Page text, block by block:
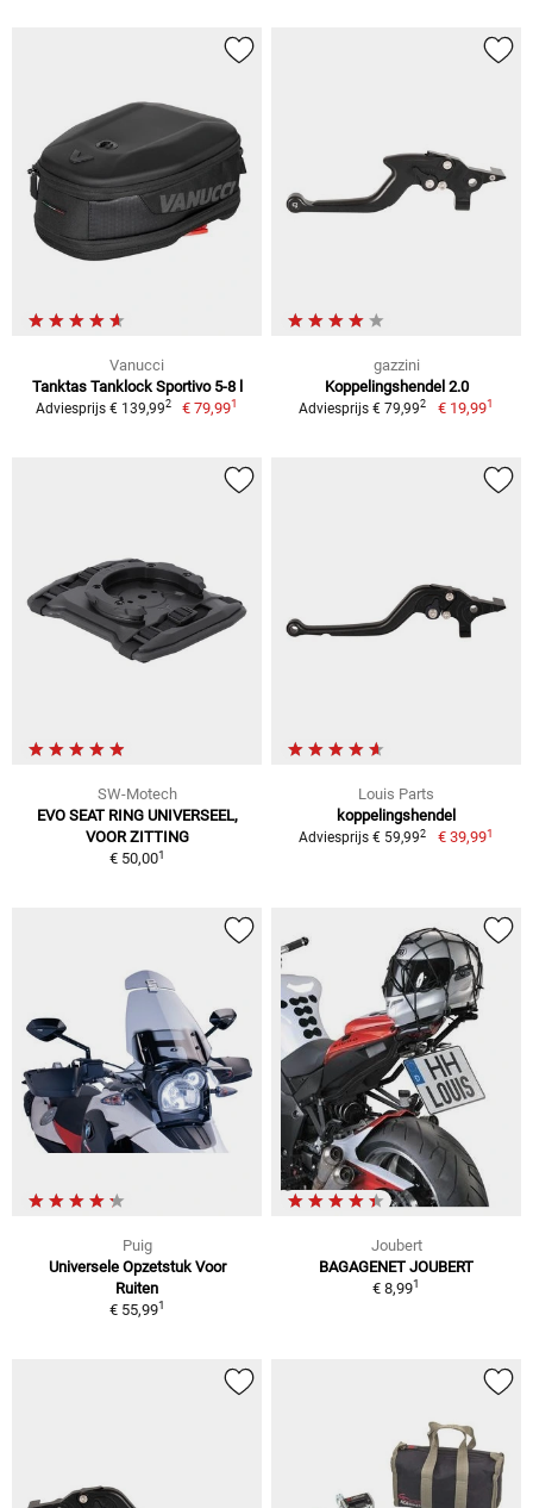
Vanucci
Tanktas Tanklock Sportivo 5-8 l
Adviesprijs € 139,992 € 79,991
gazzini
Koppelingshendel 2.0
Adviesprijs € 79,992 € 19,991
SW-Motech
EVO SEAT RING UNIVERSEEL,
VOOR ZITTING
€ 50,001
Louis Parts
koppelingshendel
Adviesprijs € 59,992 € 39,991
Puig
Universele Opzetstuk Voor
Ruiten
€ 55,991
Joubert
BAGAGENET JOUBERT
€ 8,991